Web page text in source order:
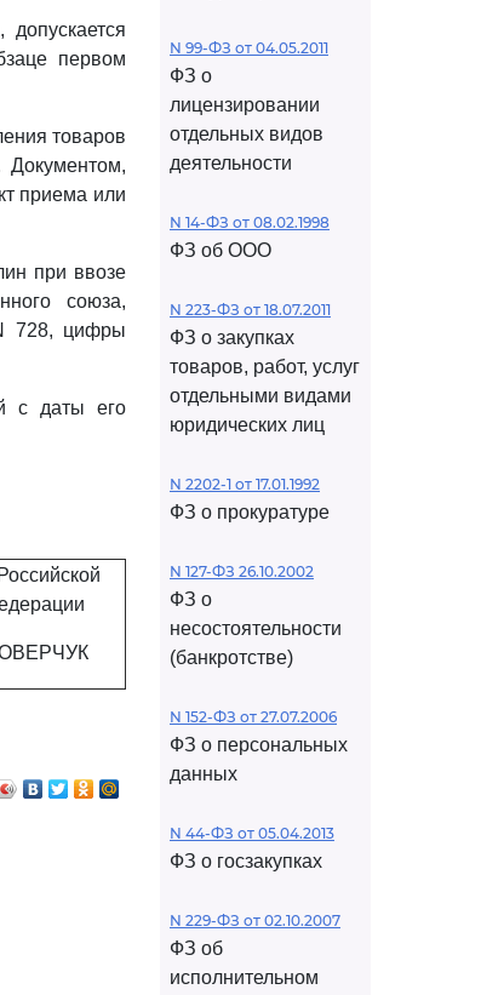
первом
товаров
Документом,
приема или
при ввозе
союза,
728, цифры
с даты его
N 99-ФЗ от 04.05.2011
ФЗ о
лицензировании
отдельных видов
деятельности
N 14-ФЗ от 08.02.1998
ФЗ об ООО
N 223-ФЗ от 18.07.2011
ФЗ о закупках
товаров, работ, услуг
отдельными видами
юридических лиц
N 2202-1 от 17.01.1992
ФЗ о прокуратуре
N 127-ФЗ 26.10.2002
ФЗ о
несостоятельности
(банкротстве)
N 152-ФЗ от 27.07.2006
ФЗ о персональных
данных
N 44-ФЗ от 05.04.2013
ФЗ о госзакупках
N 229-ФЗ от 02.10.2007
ФЗ об
исполнительном